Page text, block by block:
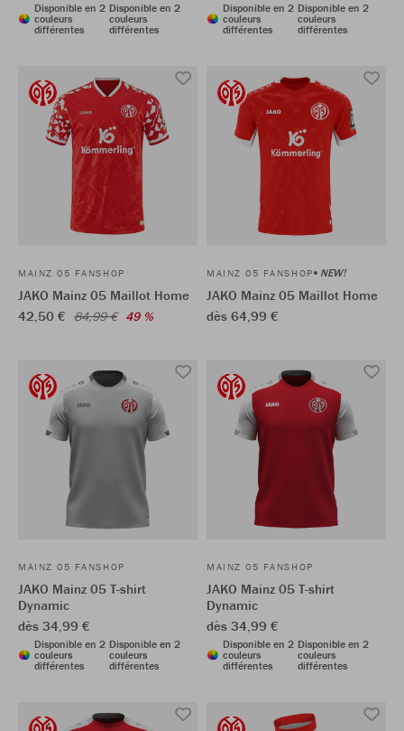
Disponible en 2
couleurs
différentes
Disponible en 2
couleurs
différentes
Disponible en 2
couleurs
différentes
Disponible en 2
couleurs
différentes
MAINZ 05 FANSHOP
JAKO Mainz 05 Maillot Home
42,50 € 84,99 € 49 %
MAINZ 05 FANSHOP NEW!
JAKO Mainz 05 Maillot Home
dès 64,99 €
MAINZ 05 FANSHOP
JAKO Mainz 05 T-shirt
Dynamic
dès 34,99 €
Disponible en 2
couleurs
différentes
Disponible en 2
couleurs
différentes
MAINZ 05 FANSHOP
JAKO Mainz 05 T-shirt
Dynamic
dès 34,99 €
Disponible en 2
couleurs
différentes
Disponible en 2
couleurs
différentes